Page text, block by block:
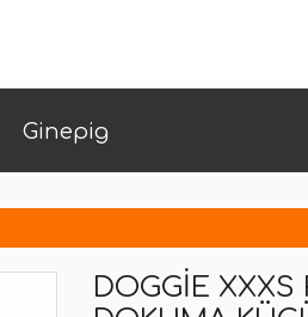
Ginepig
DOGGIE XXXS